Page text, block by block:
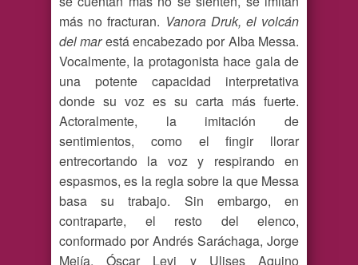
más no fracturan. Vanora Druk, el volcán
del marestá encabezado por Alba Messa.
Vocalmente, la protagonista hace gala de
una potente capacidad interpretativa
donde su voz es su carta más fuerte.
Actoralmente, la imitación de
sentimientos, como el fingir llorar
entrecortando la voz y respirando en
espasmos, es la regla sobre la que Messa
basa su trabajo. Sin embargo, en
contraparte, el resto del elenco,
conformado por Andrés Saráchaga, Jorge
Mejía, Óscar Levi y Ulises Aquino